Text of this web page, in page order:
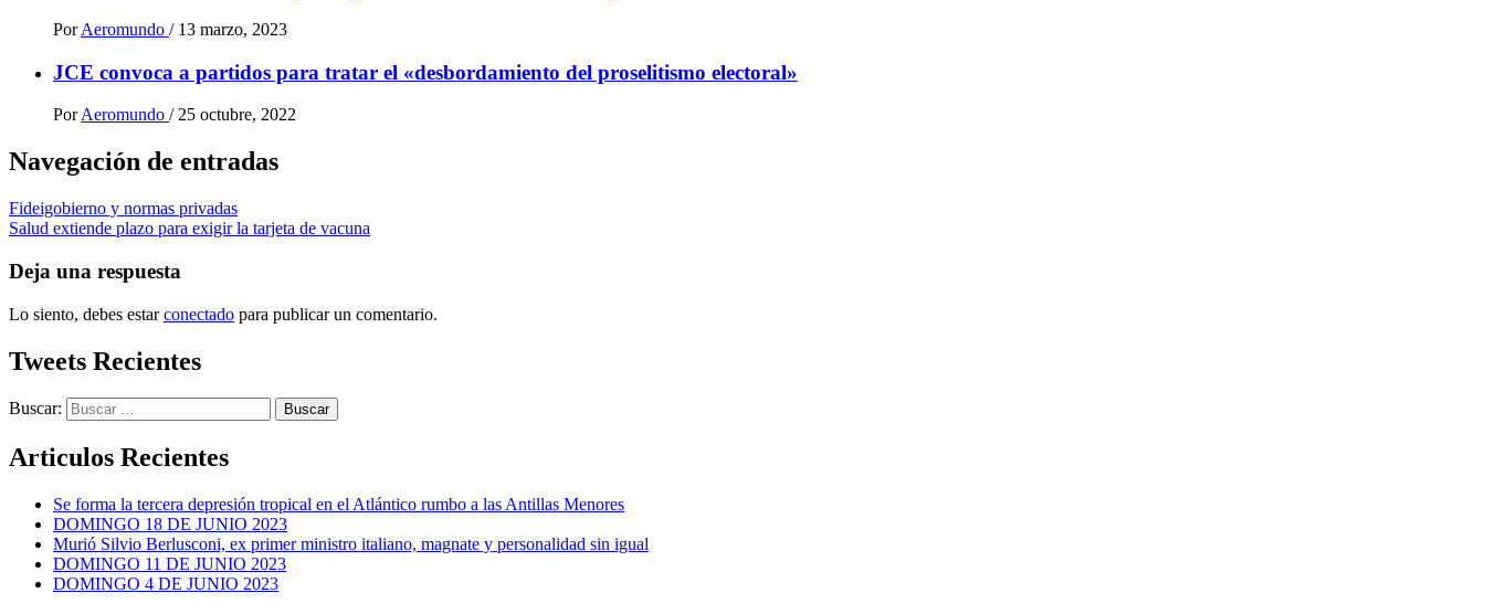
Por Aeromundo / 13 marzo, 2023
JCE convoca a partidos para tratar el «desbordamiento del proselitismo electoral»
Por Aeromundo / 25 octubre, 2022
Navegación de entradas
Fideigobierno y normas privadas
Salud extiende plazo para exigir la tarjeta de vacuna
Deja una respuesta
Lo siento, debes estarconectado para publicar un comentario.
Tweets Recientes
Buscar:
Articulos Recientes
Se forma la tercera depresión tropical en el Atlántico rumbo a las Antillas Menores
DOMINGO 18 DE JUNIO 2023
Murió Silvio Berlusconi, ex primer ministro italiano, magnate y personalidad sin igual
DOMINGO 11 DE JUNIO 2023
DOMINGO 4 DE JUNIO 2023